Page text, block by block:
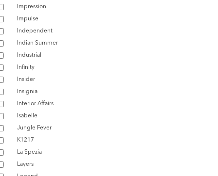
Impression
Impulse
Independent
Indian Summer
Industrial
Infinity
Insider
Insignia
Interior Affairs
Isabelle
Jungle Fever
K1217
La Spezia
Layers